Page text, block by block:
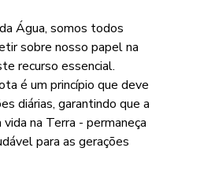
Água, somos todos
sobre nosso papel na
recurso essencial.
é um princípio que deve
diárias, garantindo que a
na Terra - permaneça
para as gerações